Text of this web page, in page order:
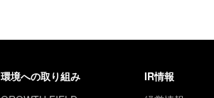
環境への取り組み
IR情報